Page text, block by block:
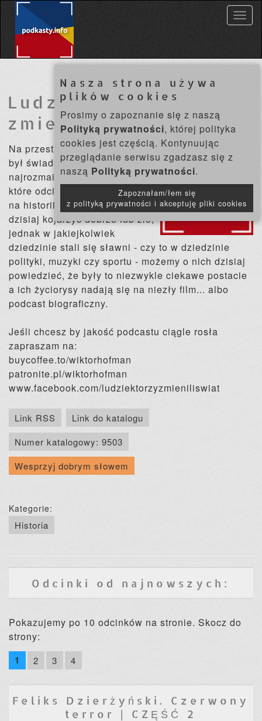
M
e
Ludzie, którzy
zmienili świat
Na przestrzeni wieków świat
był świadkiem narodzin
najrozmaitszych osobistości,
które odcisnęły niemałe piętno
na historii. Ludzi tych możemy
dzisiaj kojarzyć dobrze lub źle,
jednak w jakiejkolwiek
dziedzinie stali się sławni - czy to w dziedzinie
polityki, muzyki czy sportu - możemy o nich dzisiaj
powiedzieć, że były to niezwykle ciekawe postacie
a ich życiorysy nadają się na niezły film... albo
podcast biograficzny.
Jeśli chcesz by jakość podcastu ciągle rosła
zapraszam na:
buycoffee.to/wiktorhofman
patronite.pl/wiktorhofman
www.facebook.com/ludziektorzyzmieniliswiat
Link RSS
Link do katalogu
Numer katalogowy: 9503
Wesprzyj dobrym słowem
Kategorie:
Historia
Odcinki od najnowszych:
Pokazujemy po 10 odcinków na stronie. Skocz do
strony:
1 2 3 4
Feliks Dzierżyński. Czerwony
terror | CZĘŚĆ 2
Nasza strona używa
plików cookies
Prosimy o zapoznanie się z naszą
Polityką prywatności, której polityka
cookies jest częścią. Kontynuując
przeglądanie serwisu zgadzasz się z
naszą Polityką prywatności.
Zapoznałam/łem się
z polityką prywatności i akceptuję pliki cookies